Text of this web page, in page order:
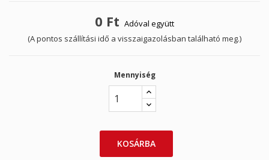
0 Ft Adóval együtt
(A pontos szállítási idő a visszaigazolásban található meg.)
Mennyiség
KOSÁRBA
Kívánságlista létrehozása
Be kell jelentkezned a termékek kívánságlistába történő